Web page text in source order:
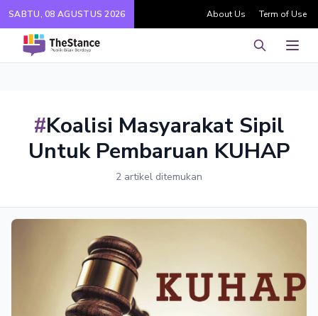
SABTU, 08 AGUSTUS 2026 About Us Term of Use
Pencarian
#Koalisi Masyarakat Sipil
Untuk Pembaruan KUHAP
2 artikel ditemukan